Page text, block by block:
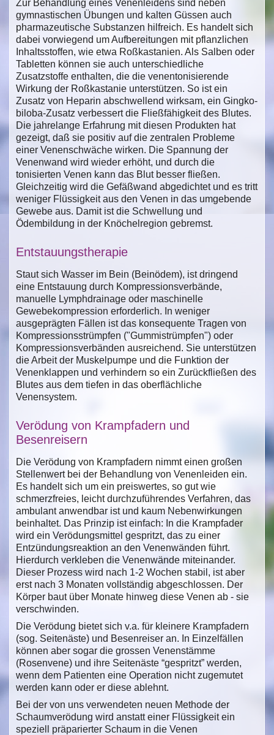
Zur Behandlung eines Venenleidens sind neben
gymnastischen Übungen und kalten Güssen auch
pharmazeutische Substanzen hilfreich. Es handelt sich
dabei vorwiegend um Aufbereitungen mit pflanzlichen
Inhaltsstoffen, wie etwa Roßkastanien. Als Salben oder
Tabletten können sie auch unterschiedliche
Zusatzstoffe enthalten, die die venentonisierende
Wirkung der Roßkastanie unterstützen. So ist ein
Zusatz von Heparin abschwellend wirksam, ein Gingko-
biloba-Zusatz verbessert die Fließfähigkeit des Blutes.
Die jahrelange Erfahrung mit diesen Produkten hat
gezeigt, daß sie positiv auf die zentralen Probleme
einer Venenschwäche wirken. Die Spannung der
Venenwand wird wieder erhöht, und durch die
tonisierten Venen kann das Blut besser fließen.
Gleichzeitig wird die Gefäßwand abgedichtet und es tritt
weniger Flüssigkeit aus den Venen in das umgebende
Gewebe aus. Damit ist die Schwellung und
Ödembildung in der Knöchelregion gebremst.
Entstauungstherapie
Staut sich Wasser im Bein (Beinödem), ist dringend
eine Entstauung durch Kompressionsverbände,
manuelle Lymphdrainage oder maschinelle
Gewebekompression erforderlich. In weniger
ausgeprägten Fällen ist das konsequente Tragen von
Kompressionsstrümpfen ("Gummistrümpfen") oder
Kompressionsverbänden ausreichend. Sie unterstützen
die Arbeit der Muskelpumpe und die Funktion der
Venenklappen und verhindern so ein Zurückfließen des
Blutes aus dem tiefen in das oberflächliche
Venensystem.
Verödung von Krampfadern und
Besenreisern
Die Verödung von Krampfadern nimmt einen großen
Stellenwert bei der Behandlung von Venenleiden ein.
Es handelt sich um ein preiswertes, so gut wie
schmerzfreies, leicht durchzuführendes Verfahren, das
ambulant anwendbar ist und kaum Nebenwirkungen
beinhaltet. Das Prinzip ist einfach: In die Krampfader
wird ein Verödungsmittel gespritzt, das zu einer
Entzündungsreaktion an den Venenwänden führt.
Hierdurch verkleben die Venenwände miteinander.
Dieser Prozess wird nach 1-2 Wochen stabil, ist aber
erst nach 3 Monaten vollständig abgeschlossen. Der
Körper baut über Monate hinweg diese Venen ab - sie
verschwinden.
Die Verödung bietet sich v.a. für kleinere Krampfadern
(sog. Seitenäste) und Besenreiser an. In Einzelfällen
können aber sogar die grossen Venenstämme
(Rosenvene) und ihre Seitenäste “gespritzt” werden,
wenn dem Patienten eine Operation nicht zugemutet
werden kann oder er diese ablehnt.
Bei der von uns verwendeten neuen Methode der
Schaumverödung wird anstatt einer Flüssigkeit ein
speziell präparierter Schaum in die Venen